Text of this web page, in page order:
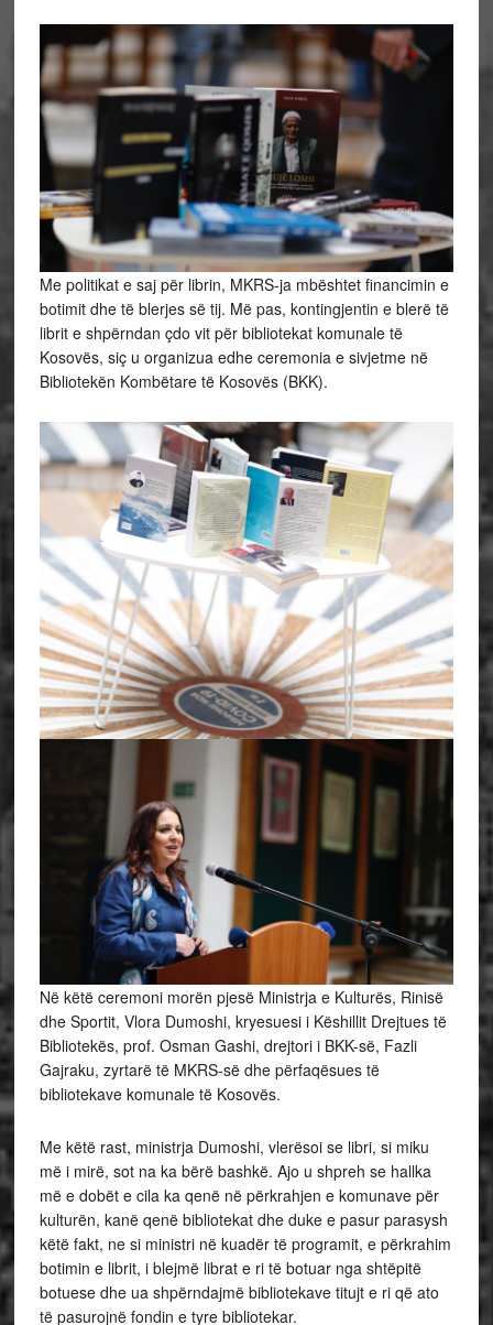
Me politikat e saj për librin, MKRS-ja mbështet financimin e
botimit dhe të blerjes së tij. Më pas, kontingjentin e blerë të
librit e shpërndan çdo vit për bibliotekat komunale të
Kosovës, siç u organizua edhe ceremonia e sivjetme në
Bibliotekën Kombëtare të Kosovës (BKK).
Në këtë ceremoni morën pjesë Ministrja e Kulturës, Rinisë
dhe Sportit, Vlora Dumoshi, kryesuesi i Këshillit Drejtues të
Bibliotekës, prof. Osman Gashi, drejtori i BKK-së, Fazli
Gajraku, zyrtarë të MKRS-së dhe përfaqësues të
bibliotekave komunale të Kosovës.
Me këtë rast, ministrja Dumoshi, vlerësoi se libri, si miku
më i mirë, sot na ka bërë bashkë. Ajo u shpreh se hallka
më e dobët e cila ka qenë në përkrahjen e komunave për
kulturën, kanë qenë bibliotekat dhe duke e pasur parasysh
këtë fakt, ne si ministri në kuadër të programit, e përkrahim
botimin e librit, i blejmë librat e ri të botuar nga shtëpitë
botuese dhe ua shpërndajmë bibliotekave titujt e ri që ato
të pasurojnë fondin e tyre bibliotekar.